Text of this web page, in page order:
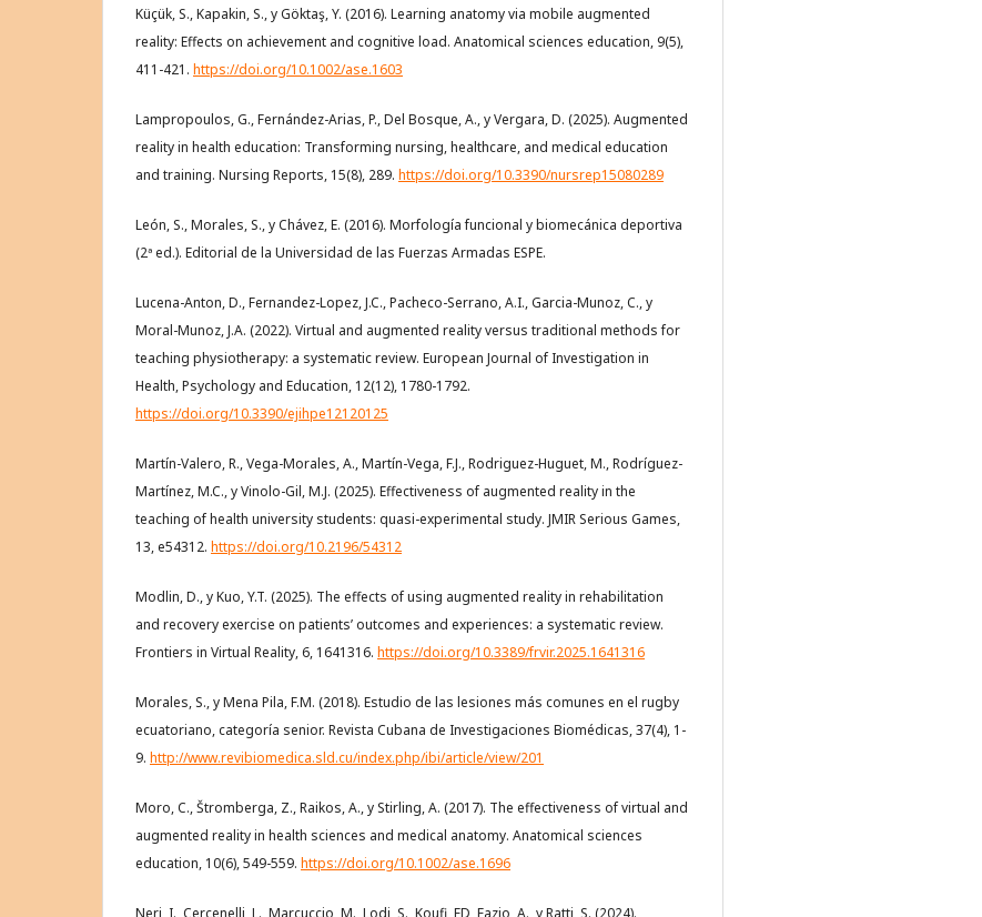
Küçük, S., Kapakin, S., y Göktaş, Y. (2016). Learning anatomy via mobile augmented
reality: Effects on achievement and cognitive load. Anatomical sciences education, 9(5),
411-421. https://doi.org/10.1002/ase.1603
Lampropoulos, G., Fernández-Arias, P., Del Bosque, A., y Vergara, D. (2025). Augmented
reality in health education: Transforming nursing, healthcare, and medical education
and training. Nursing Reports, 15(8), 289. https://doi.org/10.3390/nursrep15080289
León, S., Morales, S., y Chávez, E. (2016). Morfología funcional y biomecánica deportiva
(2ª ed.). Editorial de la Universidad de las Fuerzas Armadas ESPE.
Lucena-Anton, D., Fernandez-Lopez, J.C., Pacheco-Serrano, A.I., Garcia-Munoz, C., y
Moral-Munoz, J.A. (2022). Virtual and augmented reality versus traditional methods for
teaching physiotherapy: a systematic review. European Journal of Investigation in
Health, Psychology and Education, 12(12), 1780-1792.
https://doi.org/10.3390/ejihpe12120125
Martín-Valero, R., Vega-Morales, A., Martín-Vega, F.J., Rodriguez-Huguet, M., Rodríguez-
Martínez, M.C., y Vinolo-Gil, M.J. (2025). Effectiveness of augmented reality in the
teaching of health university students: quasi-experimental study. JMIR Serious Games,
13, e54312. https://doi.org/10.2196/54312
Modlin, D., y Kuo, Y.T. (2025). The effects of using augmented reality in rehabilitation
and recovery exercise on patients’ outcomes and experiences: a systematic review.
Frontiers in Virtual Reality, 6, 1641316. https://doi.org/10.3389/frvir.2025.1641316
Morales, S., y Mena Pila, F.M. (2018). Estudio de las lesiones más comunes en el rugby
ecuatoriano, categoría senior. Revista Cubana de Investigaciones Biomédicas, 37(4), 1-
9. http://www.revibiomedica.sld.cu/index.php/ibi/article/view/201
Moro, C., Štromberga, Z., Raikos, A., y Stirling, A. (2017). The effectiveness of virtual and
augmented reality in health sciences and medical anatomy. Anatomical sciences
education, 10(6), 549-559. https://doi.org/10.1002/ase.1696
Neri, I., Cercenelli, L., Marcuccio, M., Lodi, S., Koufi, FD, Fazio, A., y Ratti, S. (2024).